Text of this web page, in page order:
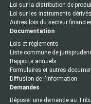
Loi sur la distribution de
Loi sur les instruments dérivés
Autres lois du secteur financier
Documentation
Lois et règlements
Liste commune de
Rapports annuels
Formulaires et autres
Diffusion de l'information
Demandes
Déposer une demande au